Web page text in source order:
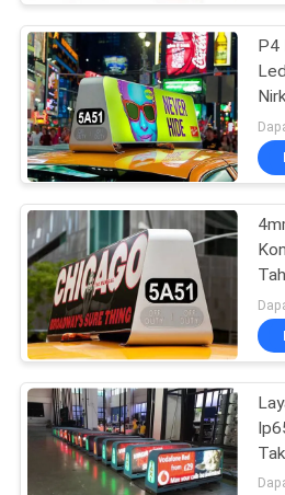
TENTANG
KAMI
TUR
PABRIK
KONTROL
KUALITAS
BERITA
PETA
SITUS
Layar LED
Tampilan
P4